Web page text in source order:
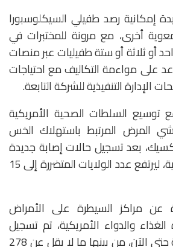
إمكانية رصد طفيلي السيكلوسبورا
أخرى، مع مرونة للمختبرات في
أو ثلاثة أو ستة طفيليات عبر منصات
على مواءمة التكاليف مع احتياجات
الإدارة التنفيذية للشركة التابعة.
توسيع السلطات الصحية الأمريكية
المرض المرتبط باستهلاك الخس
بعد تسجيل حالات إصابة جديدة
في ست ولايات إضافية، ليرتفع عدد الولايات المتضررة إلى 15
عن مراكز السيطرة على الأمراض
الغذاء والدواء الأمريكية، تم تسجيل
نحو 6358 حالة إصابة حتى الآن، من بينها ما لا يقل عن 278